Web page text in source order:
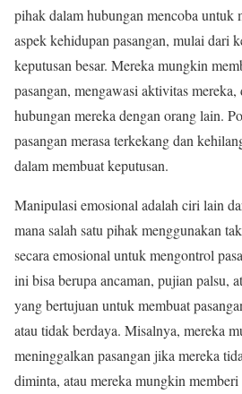
pihak dalam hubungan mencoba untuk
aspek kehidupan pasangan, mulai dari
keputusan besar. Mereka mungkin
pasangan, mengawasi aktivitas mereka,
hubungan mereka dengan orang lain.
pasangan merasa terkekang dan
dalam membuat keputusan.
Manipulasi emosional adalah ciri lain
mana salah satu pihak menggunakan
secara emosional untuk mengontrol
ini bisa berupa ancaman, pujian palsu,
yang bertujuan untuk membuat
atau tidak berdaya. Misalnya, mereka
meninggalkan pasangan jika mereka
diminta, atau mereka mungkin